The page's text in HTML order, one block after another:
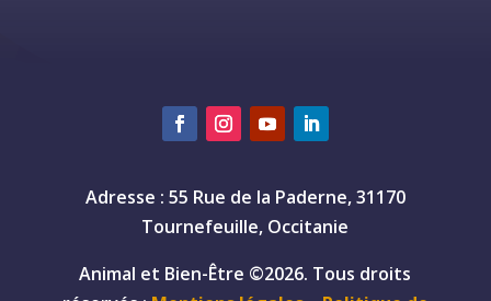
Adresse : 55 Rue de la Paderne, 31170
Tournefeuille, Occitanie
Animal et Bien-Être ©2026. Tous droits